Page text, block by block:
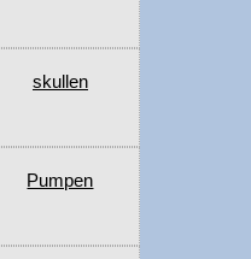
skullen
Pumpen